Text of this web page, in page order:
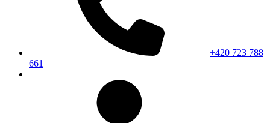
+420 723 788
661